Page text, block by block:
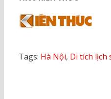
Tags: Hà Nội, Di tích lịch